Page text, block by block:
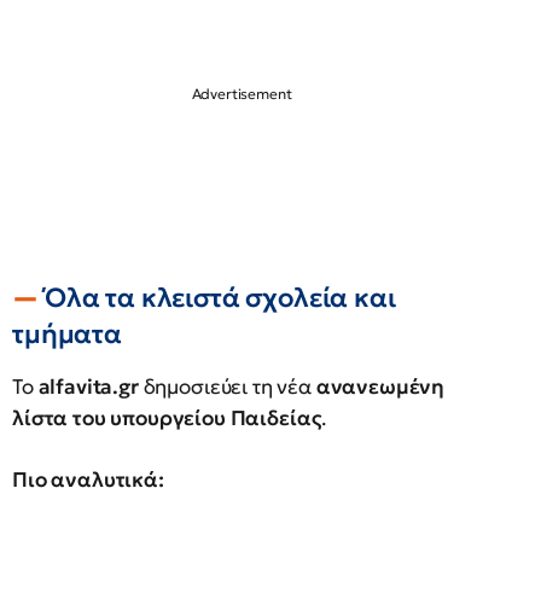
Όλα τα κλειστά σχολεία και
τμήματα
Τοalfavita.grδημοσιεύει τη νέαανανεωμένη
λίστα τoυ υπουργείου Παιδείας.
Πιο αναλυτικά: